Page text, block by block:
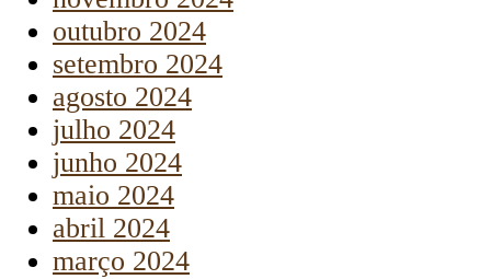
outubro 2024
setembro 2024
agosto 2024
julho 2024
junho 2024
maio 2024
abril 2024
março 2024